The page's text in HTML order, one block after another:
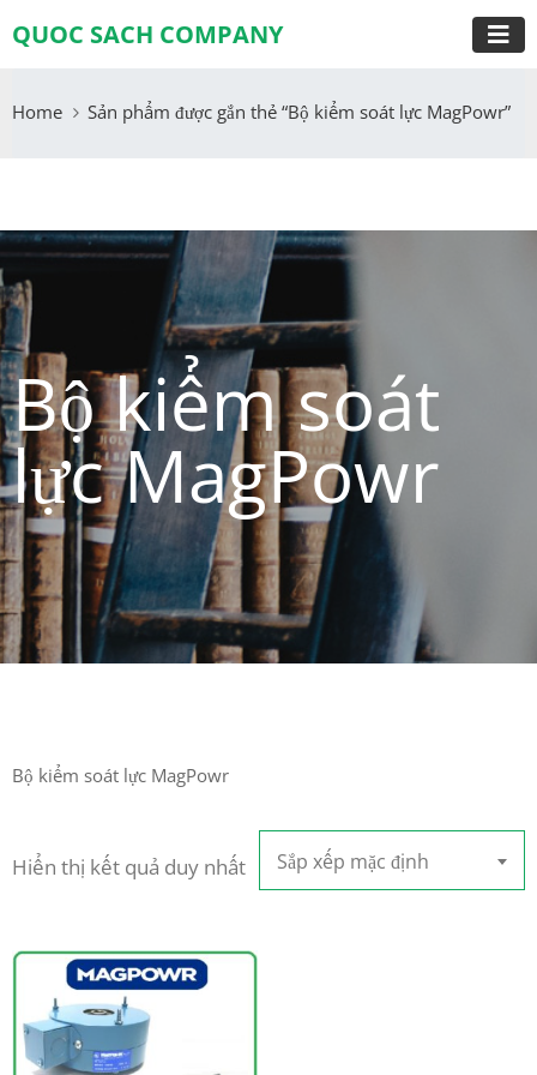
QUOC SACH COMPANY
Home Sản phẩm được gắn thẻ “Bộ kiểm soát lực MagPowr”
Bộ kiểm soát
lực MagPowr
Bộ kiểm soát lực MagPowr
Hiển thị kết quả duy nhất Sắp xếp mặc định